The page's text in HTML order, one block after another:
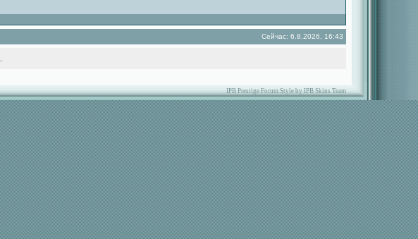
Сейчас: 6.8.2026, 16:43
IPB Prestige Forum Style by IPB Skins Team